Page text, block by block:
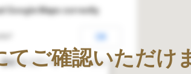
Technology
町18-22アーサーファースト
Google Maps correctly.
てご確認いただけ